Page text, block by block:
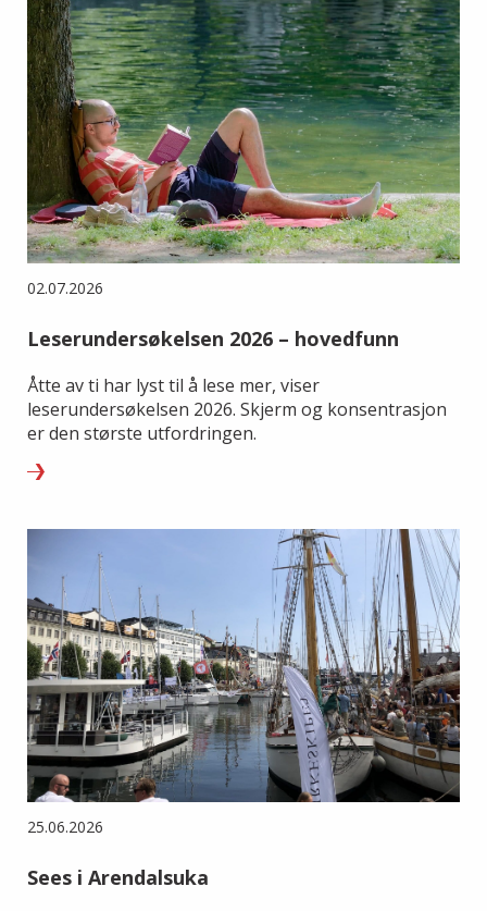
02.07.2026
Leserundersøkelsen 2026 – hovedfunn
Åtte av ti har lyst til å lese mer, viser
leserundersøkelsen 2026. Skjerm og konsentrasjon
er den største utfordringen.
25.06.2026
Sees i Arendalsuka